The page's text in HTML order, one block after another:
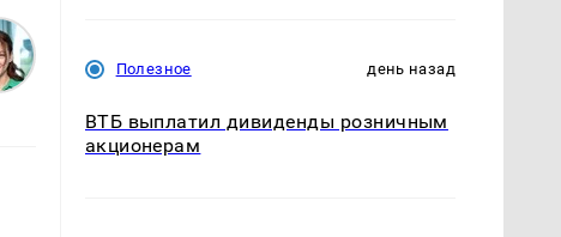
Полезное день назад
ВТБ выплатил дивиденды розничным
акционерам